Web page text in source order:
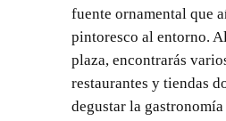
fuente ornamental que
pintoresco al entorno.
plaza, encontrarás
restaurantes y tiendas
degustar la